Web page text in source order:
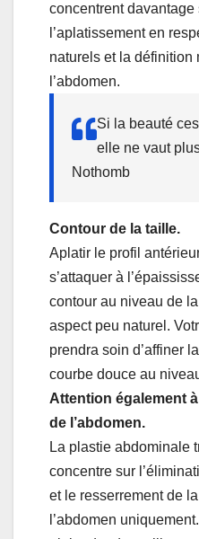
concentrent
l’aplatissement en
naturels et la définition
l’abdomen.
Si la beauté
elle ne vaut
Nothomb
Contour de la taille.
Aplatir le profil
s’attaquer à
contour au niveau de
aspect peu naturel.
prendra soin d’affiner
courbe douce au
Attention également
de l’abdomen.
La plastie abdominale
concentre sur
et le resserrement de
l’abdomen